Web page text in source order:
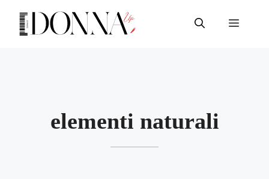
contenuto
Menu
elementi naturali